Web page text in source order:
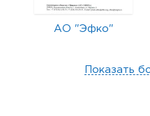
АО "Эфко"
Показать